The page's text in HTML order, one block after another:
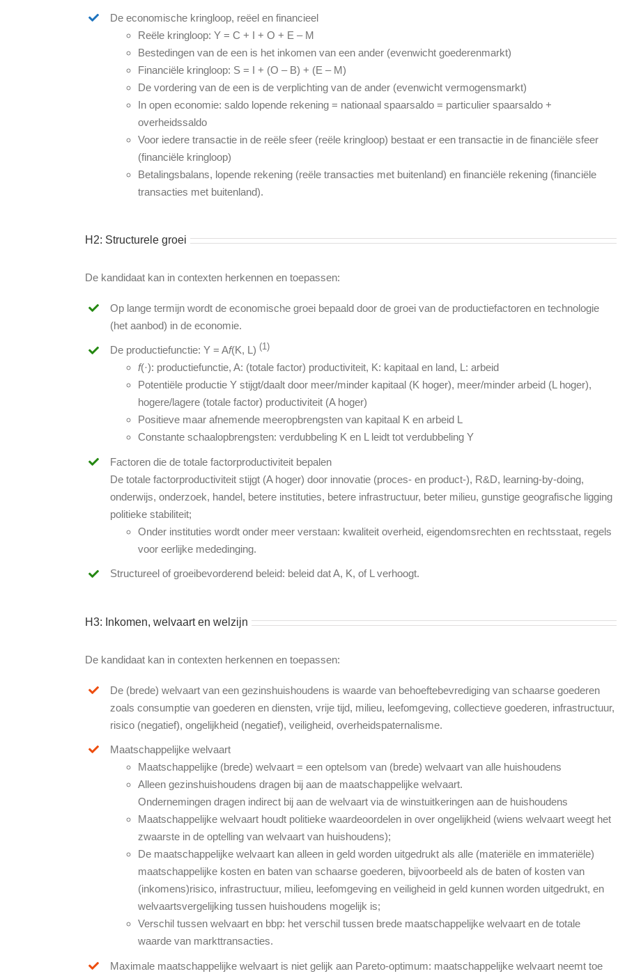
De economische kringloop, reëel en financieel
Reële kringloop: Y = C + I + O + E – M
Bestedingen van de een is het inkomen van een ander (evenwicht goederenmarkt)
Financiële kringloop: S = I + (O – B) + (E – M)
De vordering van de een is de verplichting van de ander (evenwicht vermogensmarkt)
In open economie: saldo lopende rekening = nationaal spaarsaldo = particulier spaarsaldo +
overheidssaldo
Voor iedere transactie in de reële sfeer (reële kringloop) bestaat er een transactie in de financiële sfeer
(financiële kringloop)
Betalingsbalans, lopende rekening (reële transacties met buitenland) en financiële rekening (financiële
transacties met buitenland).
H2: Structurele groei
De kandidaat kan in contexten herkennen en toepassen:
Op lange termijn wordt de economische groei bepaald door de groei van de productiefactoren en technologie
(het aanbod) in de economie.
De productiefunctie: Y = Af(K, L) (1)
f(·): productiefunctie, A: (totale factor) productiviteit, K: kapitaal en land, L: arbeid
Potentiële productie Y stijgt/daalt door meer/minder kapitaal (K hoger), meer/minder arbeid (L hoger),
hogere/lagere (totale factor) productiviteit (A hoger)
Positieve maar afnemende meeropbrengsten van kapitaal K en arbeid L
Constante schaalopbrengsten: verdubbeling K en L leidt tot verdubbeling Y
Factoren die de totale factorproductiviteit bepalen
De totale factorproductiviteit stijgt (A hoger) door innovatie (proces- en product-), R&D, learning-by-doing,
onderwijs, onderzoek, handel, betere instituties, betere infrastructuur, beter milieu, gunstige geografische ligging
politieke stabiliteit;
Onder instituties wordt onder meer verstaan: kwaliteit overheid, eigendomsrechten en rechtsstaat, regels
voor eerlijke mededinging.
Structureel of groeibevorderend beleid: beleid dat A, K, of L verhoogt.
H3: Inkomen, welvaart en welzijn
De kandidaat kan in contexten herkennen en toepassen:
De (brede) welvaart van een gezinshuishoudens is waarde van behoeftebevrediging van schaarse goederen
zoals consumptie van goederen en diensten, vrije tijd, milieu, leefomgeving, collectieve goederen, infrastructuur,
risico (negatief), ongelijkheid (negatief), veiligheid, overheidspaternalisme.
Maatschappelijke welvaart
Maatschappelijke (brede) welvaart = een optelsom van (brede) welvaart van alle huishoudens
Alleen gezinshuishoudens dragen bij aan de maatschappelijke welvaart.
Ondernemingen dragen indirect bij aan de welvaart via de winstuitkeringen aan de huishoudens
Maatschappelijke welvaart houdt politieke waardeoordelen in over ongelijkheid (wiens welvaart weegt het
zwaarste in de optelling van welvaart van huishoudens);
De maatschappelijke welvaart kan alleen in geld worden uitgedrukt als alle (materiële en immateriële)
maatschappelijke kosten en baten van schaarse goederen, bijvoorbeeld als de baten of kosten van
(inkomens)risico, infrastructuur, milieu, leefomgeving en veiligheid in geld kunnen worden uitgedrukt, en
welvaartsvergelijking tussen huishoudens mogelijk is;
Verschil tussen welvaart en bbp: het verschil tussen brede maatschappelijke welvaart en de totale
waarde van markttransacties.
Maximale maatschappelijke welvaart is niet gelijk aan Pareto-optimum: maatschappelijke welvaart neemt toe